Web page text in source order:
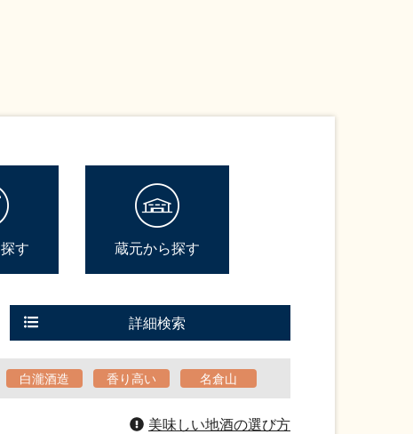
す 蔵元から探す
詳細検索
白瀧酒造 香り高い 名倉山
美味しい地酒の選び方